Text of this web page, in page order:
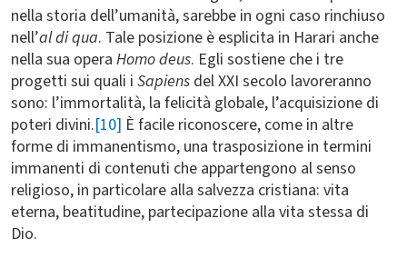
nella storia dell’umanità, sarebbe in ogni caso rinchiuso
nell’al di qua. Tale posizione è esplicita in Harari anche
nella sua opera Homo deus. Egli sostiene che i tre
progetti sui quali i Sapiens del XXI secolo lavoreranno
sono: l’immortalità, la felicità globale, l’acquisizione di
poteri divini.[10] È facile riconoscere, come in altre
forme di immanentismo, una trasposizione in termini
immanenti di contenuti che appartengono al senso
religioso, in particolare alla salvezza cristiana: vita
eterna, beatitudine, partecipazione alla vita stessa di
Dio.